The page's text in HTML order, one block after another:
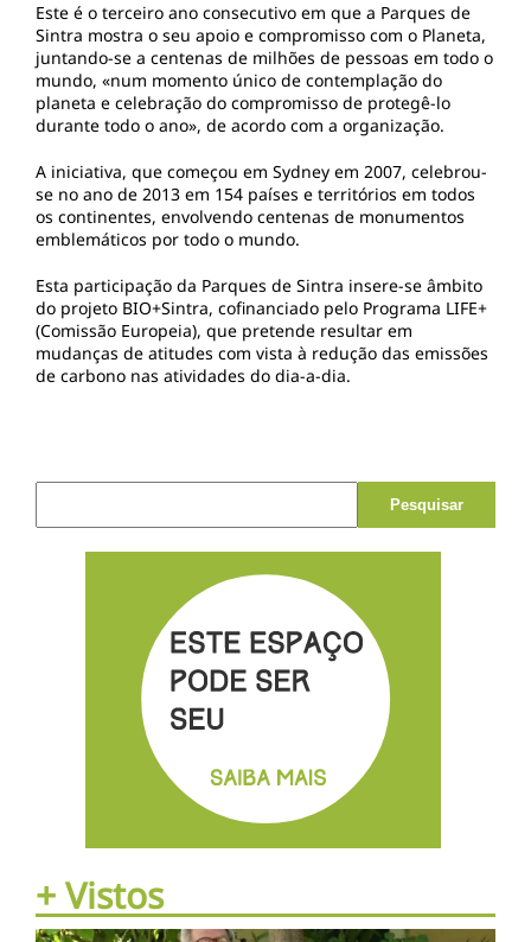
Este é o terceiro ano consecutivo em que a Parques de
Sintra mostra o seu apoio e compromisso com o Planeta,
juntando-se a centenas de milhões de pessoas em todo o
mundo, «num momento único de contemplação do
planeta e celebração do compromisso de protegê-lo
durante todo o ano», de acordo com a organização.
A iniciativa, que começou em Sydney em 2007, celebrou-
se no ano de 2013 em 154 países e territórios em todos
os continentes, envolvendo centenas de monumentos
emblemáticos por todo o mundo.
Esta participação da Parques de Sintra insere-se âmbito
do projeto BIO+Sintra, cofinanciado pelo Programa LIFE+
(Comissão Europeia), que pretende resultar em
mudanças de atitudes com vista à redução das emissões
de carbono nas atividades do dia-a-dia.
Pesquisar por:
+ Vistos